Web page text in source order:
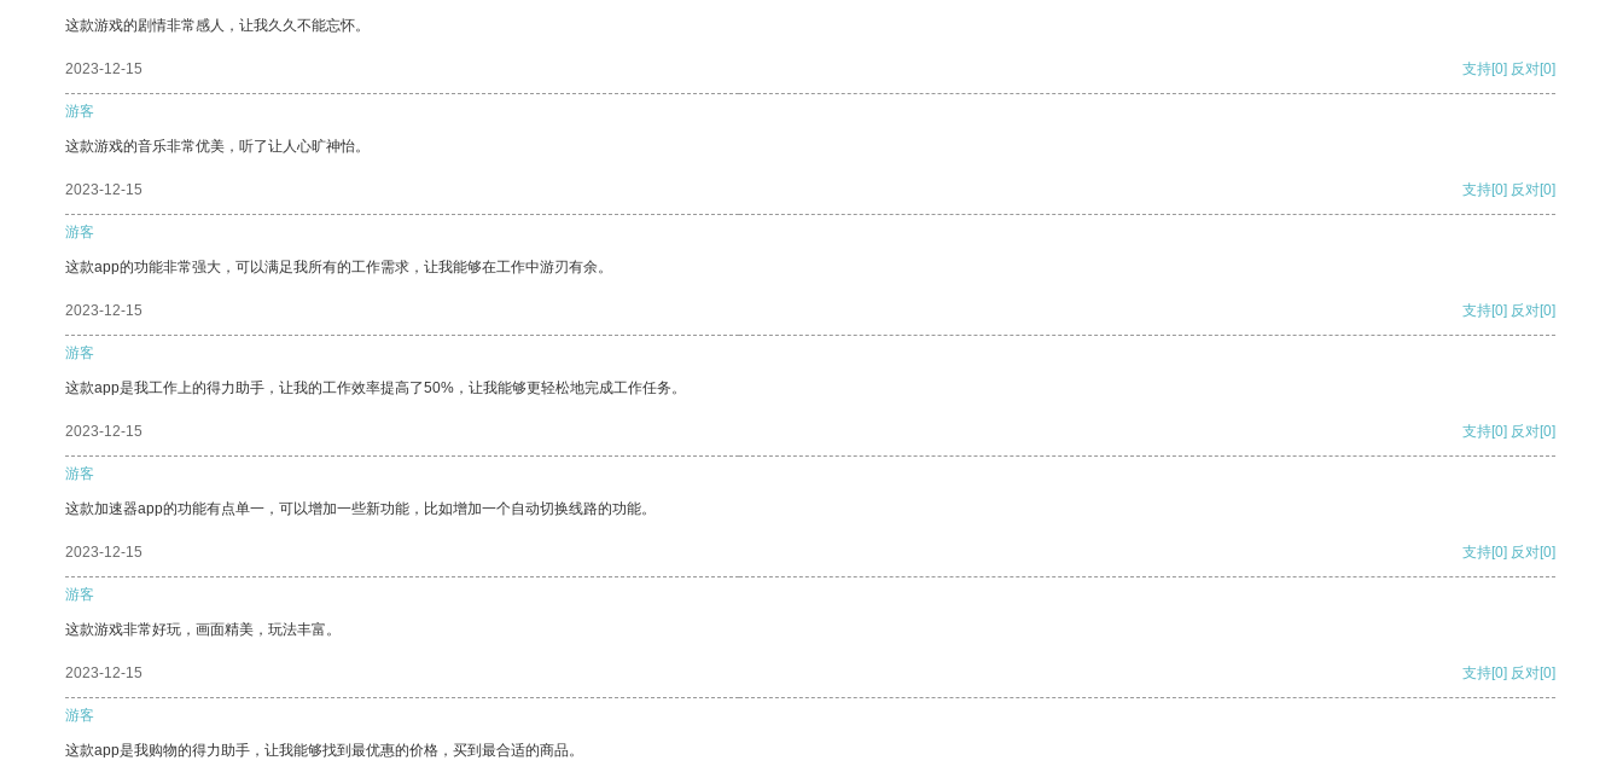
这款游戏的剧情非常感人，让我久久不能忘怀。
2023-12-15 支持[0] 反对[0]
游客
这款游戏的音乐非常优美，听了让人心旷神怡。
2023-12-15 支持[0] 反对[0]
游客
这款app的功能非常强大，可以满足我所有的工作需求，让我能够在工作中游刃有余。
2023-12-15 支持[0] 反对[0]
游客
这款app是我工作上的得力助手，让我的工作效率提高了50%，让我能够更轻松地完成工作任务。
2023-12-15 支持[0] 反对[0]
游客
这款加速器app的功能有点单一，可以增加一些新功能，比如增加一个自动切换线路的功能。
2023-12-15 支持[0] 反对[0]
游客
这款游戏非常好玩，画面精美，玩法丰富。
2023-12-15 支持[0] 反对[0]
游客
这款app是我购物的得力助手，让我能够找到最优惠的价格，买到最合适的商品。